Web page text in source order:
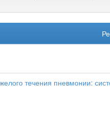
течения пневмонии: